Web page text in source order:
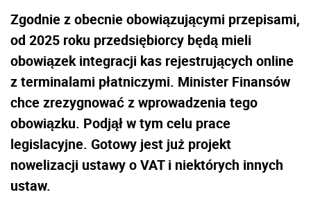
Zgodnie z obecnie obowiązującymi przepisami,
od 2025 roku przedsiębiorcy będą mieli
obowiązek integracji kas rejestrujących online
z terminalami płatniczymi. Minister Finansów
chce zrezygnować z wprowadzenia tego
obowiązku. Podjął w tym celu prace
legislacyjne. Gotowy jest już projekt
nowelizacji ustawy o VAT i niektórych innych
ustaw.